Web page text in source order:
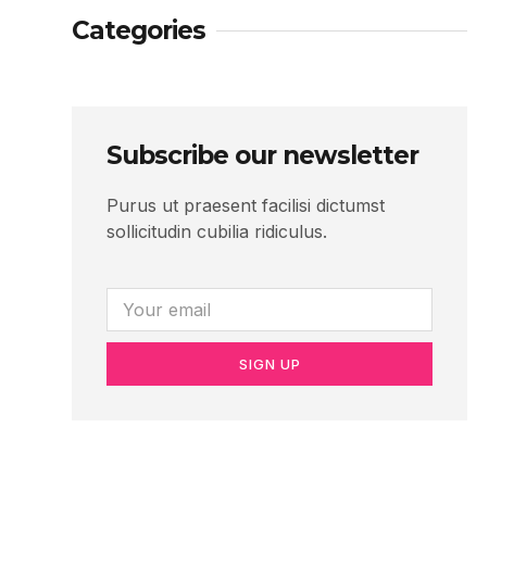
Categories
Subscribe our newsletter
Purus ut praesent facilisi dictumst
sollicitudin cubilia ridiculus.
SIGN UP